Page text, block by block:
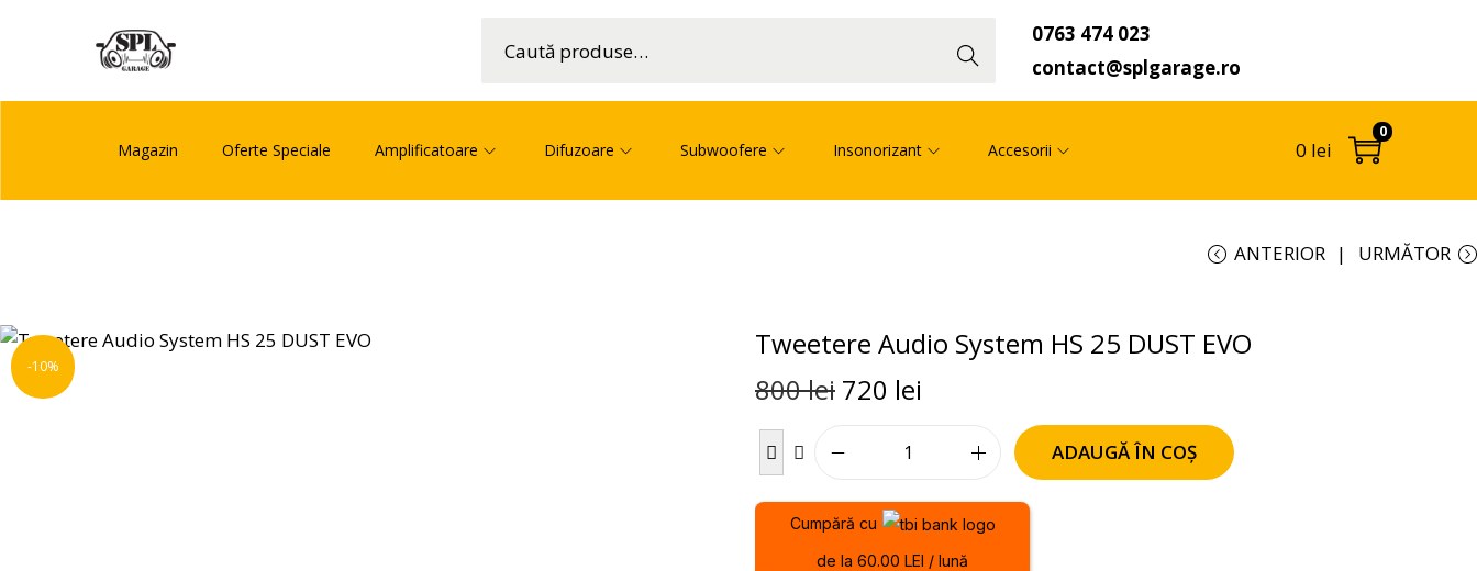
ă
0763 474 023
contact@splgarage.ro
Magazin Oferte Speciale Amplificatoare Difuzoare Subwoofere Insonorizant Accesorii 0 lei
0
ANTERIOR URMĂTOR
-10%
Tweetere Audio System HS 25 DUST EVO
800lei 720 lei
ADAUGĂ ÎN COȘ
Cumpără cu
de la 60.00 LEI / lună